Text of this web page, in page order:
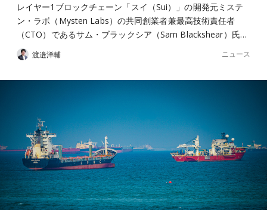
レイヤー1ブロックチェーン「スイ（Sui）」の開発元ミステ
ン・ラボ（Mysten Labs）の共同創業者兼最高技術責任者
（CTO）であるサム・ブラックシア（Sam Blackshear）氏…
渡邉洋輔 ニュース